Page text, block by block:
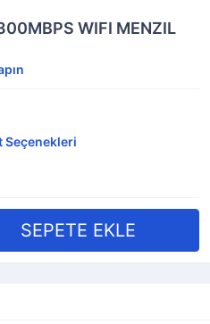
WIFI MENZIL
Seçenekleri